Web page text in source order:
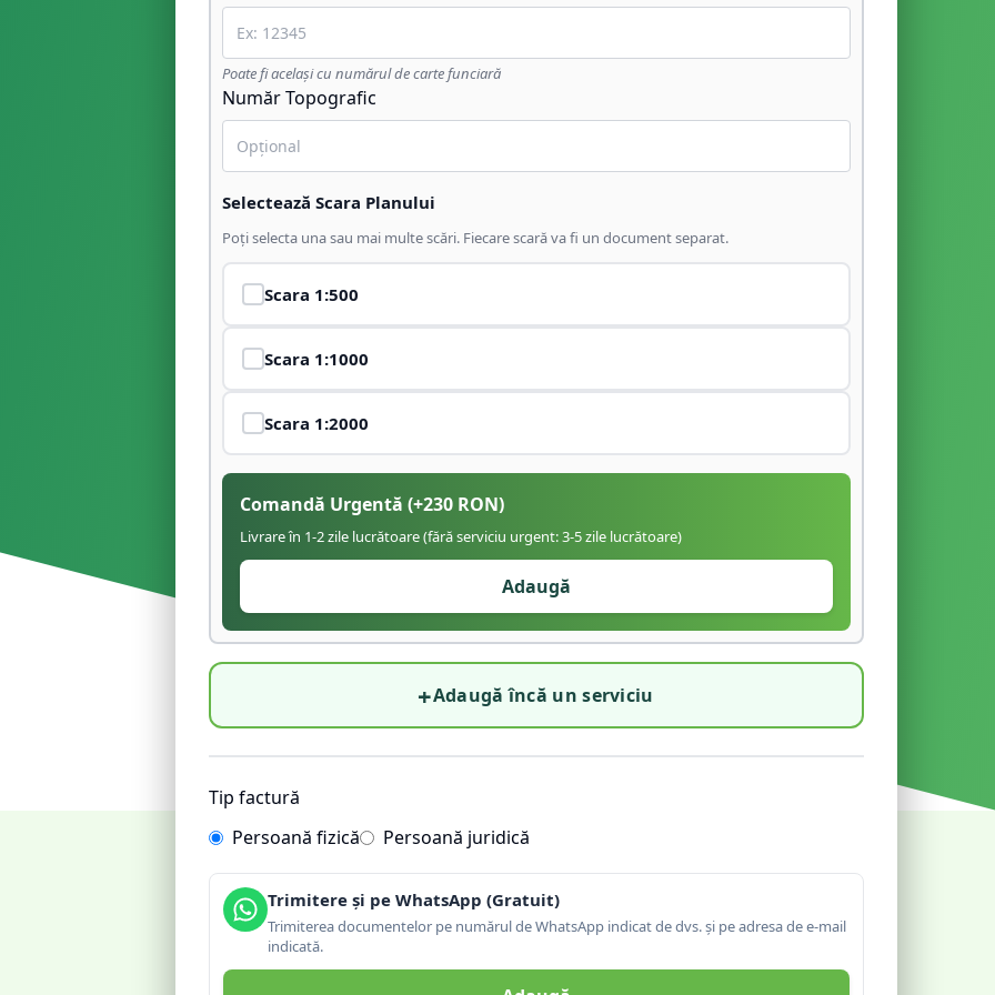
Poate fi același cu numărul de carte funciară
Număr Topografic
Selectează Scara Planului
Poți selecta una sau mai multe scări. Fiecare scară va fi un document separat.
Scara 1:500
Scara 1:1000
Scara 1:2000
Comandă Urgentă (+230RON)
Livrare în 1-2 zile lucrătoare (fără serviciu urgent: 3-5 zile lucrătoare)
Adaugă
+Adaugă încă un serviciu
Tip factură
Persoană fizică
Persoană juridică
Trimitere și pe WhatsApp (Gratuit)
Trimiterea documentelor pe numărul de WhatsApp indicat de dvs. și pe adresa de e-mail
indicată.